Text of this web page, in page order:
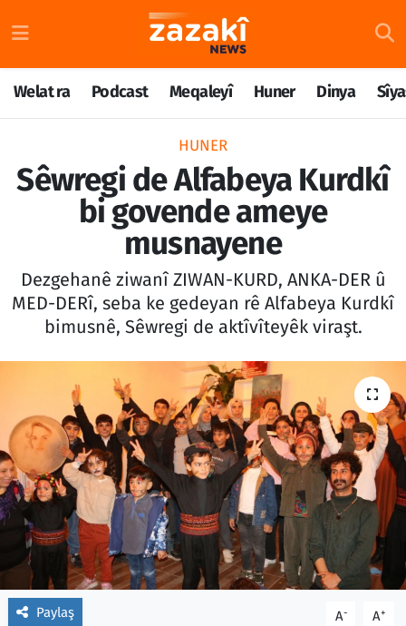
Welat ra Podcast Meqaleyî Huner Dinya
HUNER
Sêwregi de Alfabeya Kurdkî
bi govende ameye
musnayene
Dezgehanê ziwanî ZIWAN-KURD, ANKA-DER û
MED-DERî, seba ke gedeyan rê Alfabeya Kurdkî
bimusnê, Sêwregi de aktîvîteyêk viraşt.
Paylaş A- A+
Welat ra
Podcast
Huner
Sîyaset
Têkilî
Nöbetçi Eczaneler
Hava Durumu
Namaz Vakitleri
Trafik Durumu
Süper Lig Puan Durumu ve Fikstür
Tüm Manşetler
Haber Arşivi